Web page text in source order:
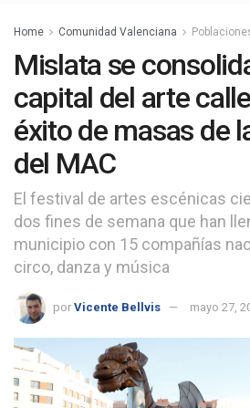
Home Comunidad Valenciana
Mislata se
capital del arte
éxito de masas de
del MAC
El festival de artes escénicas
dos fines de semana que han
municipio con 15 compañías
circo, danza y música
por Vicente Bellvis mayo 27,